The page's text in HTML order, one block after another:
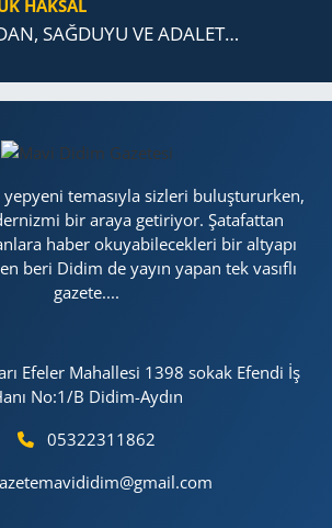
HAKSAL
SAĞ­DU­YU VE ADA­LET…
temasıyla sizleri buluştururken,
bir araya getiriyor. Şatafattan
haber okuyabilecekleri bir altyapı
beri Didim de yayın yapan tek vasıflı
gazete....
Efeler Mahallesi 1398 sokak Efendi İş
No:1/B Didim-Aydın
05322311862